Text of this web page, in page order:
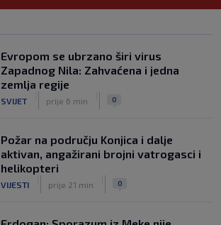
Francuzi ne podržavaju Infantina, ali ga
nisu pozvali na ostavku
NOGOMET
|
7. aug.
Evropom se ubrzano širi virus
Zapadnog Nila: Zahvaćena i jedna
zemlja regije
SVIJET prije 6 min 0
Požar na području Konjica i dalje
aktivan, angažirani brojni vatrogasci i
helikopteri
VIJESTI prije 21 min 0